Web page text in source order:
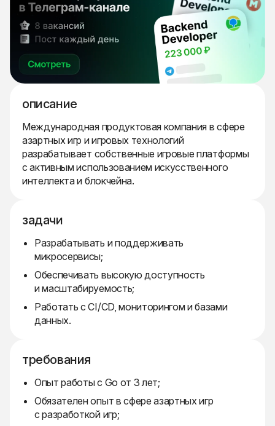
описание
Международная продуктовая компания в сфере
азартных игр и игровых технологий
разрабатывает собственные игровые платформы
с активным использованием искусственного
интеллекта и блокчейна.
задачи
Разрабатывать и поддерживать
микросервисы;
Обеспечивать высокую доступность
и масштабируемость;
Работать с CI/CD, мониторингом и базами
данных.
требования
Опыт работы с Go от 3 лет;
Обязателен опыт в сфере азартных игр
с разработкой игр;